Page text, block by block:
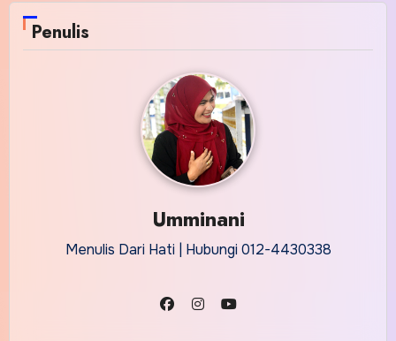
Penulis
Umminani
Menulis Dari Hati | Hubungi 012-4430338